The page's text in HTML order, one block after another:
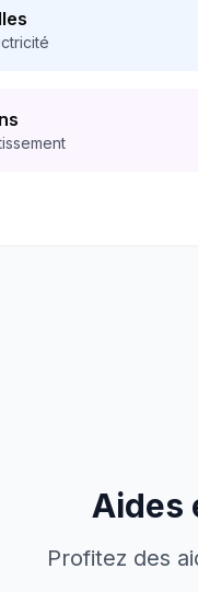
Aides
Profitez des